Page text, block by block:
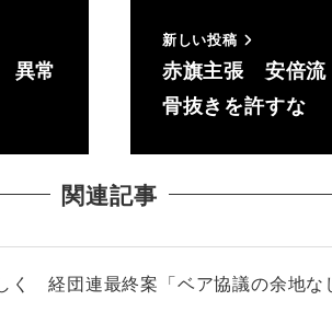
異常
新しい投稿
赤旗主張 安倍
骨抜きを許すな
関連記事
く 経団連最終案「ベア協議の余地な